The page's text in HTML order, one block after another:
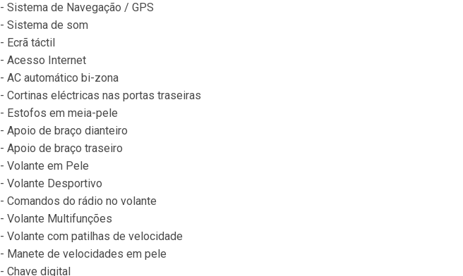
- Sistema de Navegação / GPS
- Sistema de som
- Ecrã táctil
- Acesso Internet
- AC automático bi-zona
- Cortinas eléctricas nas portas traseiras
- Estofos em meia-pele
- Apoio de braço dianteiro
- Apoio de braço traseiro
- Volante em Pele
- Volante Desportivo
- Comandos do rádio no volante
- Volante Multifunções
- Volante com patilhas de velocidade
- Manete de velocidades em pele
- Chave digital